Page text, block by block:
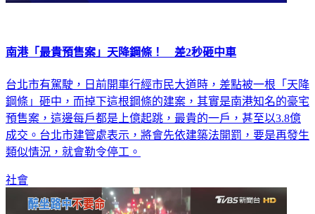
南港「最貴預售案」天降鋼條！ 差2秒砸中車
台北市有駕駛，日前開車行經市民大道時，差點被一根「天降
鋼條」砸中，而掉下這根鋼條的建案，其實是南港知名的豪宅
預售案，這邊每戶都是上億起跳，最貴的一戶，甚至以3.8億
成交。台北市建管處表示，將會先依建築法開罰，要是再發生
類似情況，就會勒令停工。
社會